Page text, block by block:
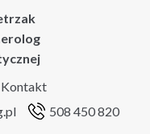
Kontakt
508 450 820